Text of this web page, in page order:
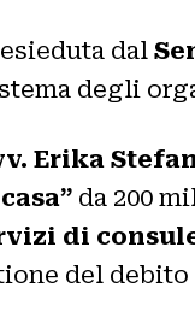
dal
degli
Erika
da 200
di
del